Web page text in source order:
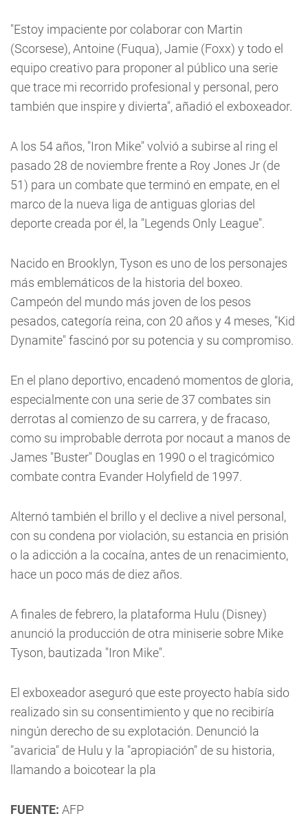
"Estoy impaciente por colaborar con Martin
(Scorsese), Antoine (Fuqua), Jamie (Foxx) y todo el
equipo creativo para proponer al público una serie
que trace mi recorrido profesional y personal, pero
también que inspire y divierta", añadió el exboxeador.
A los 54 años, "Iron Mike" volvió a subirse al ring el
pasado 28 de noviembre frente a Roy Jones Jr (de
51) para un combate que terminó en empate, en el
marco de la nueva liga de antiguas glorias del
deporte creada por él, la "Legends Only League".
Nacido en Brooklyn, Tyson es uno de los personajes
más emblemáticos de la historia del boxeo.
Campeón del mundo más joven de los pesos
pesados, categoría reina, con 20 años y 4 meses, "Kid
Dynamite" fascinó por su potencia y su compromiso.
En el plano deportivo, encadenó momentos de gloria,
especialmente con una serie de 37 combates sin
derrotas al comienzo de su carrera, y de fracaso,
como su improbable derrota por nocaut a manos de
James "Buster" Douglas en 1990 o el tragicómico
combate contra Evander Holyfield de 1997.
Alternó también el brillo y el declive a nivel personal,
con su condena por violación, su estancia en prisión
o la adicción a la cocaína, antes de un renacimiento,
hace un poco más de diez años.
A finales de febrero, la plataforma Hulu (Disney)
anunció la producción de otra miniserie sobre Mike
Tyson, bautizada "Iron Mike".
El exboxeador aseguró que este proyecto había sido
realizado sin su consentimiento y que no recibiría
ningún derecho de su explotación. Denunció la
"avaricia" de Hulu y la "apropiación" de su historia,
llamando a boicotear la pla
FUENTE: AFP